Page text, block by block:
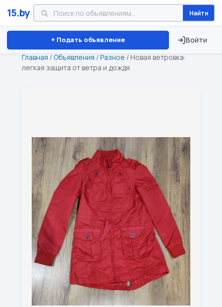
15.by Найти
+ Подать объявление Войти
Минск Витебск Брест ⏱ ТОЛЬКО 15 ДНЕЙ
Главная /Объявления /Разное / Новая ветровка:
легкая защита от ветра и дождя